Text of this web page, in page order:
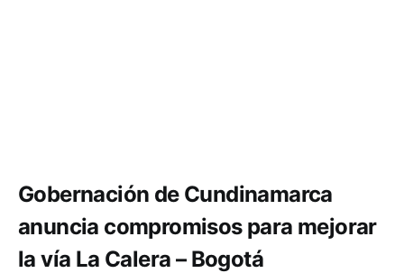
Gobernación de Cundinamarca
anuncia compromisos para mejorar
la vía La Calera – Bogotá